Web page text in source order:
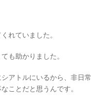
れていました。
も助かりました。
アトルにいるから、非日常
ことだと思うんです。